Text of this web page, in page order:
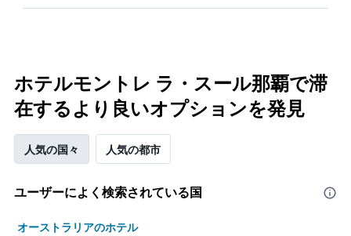
ホテルモントレ ラ・スール那覇で滞
在するより良いオプションを発見
人気の国々 人気の都市
ユーザーによく検索されている国
オーストラリアのホテル